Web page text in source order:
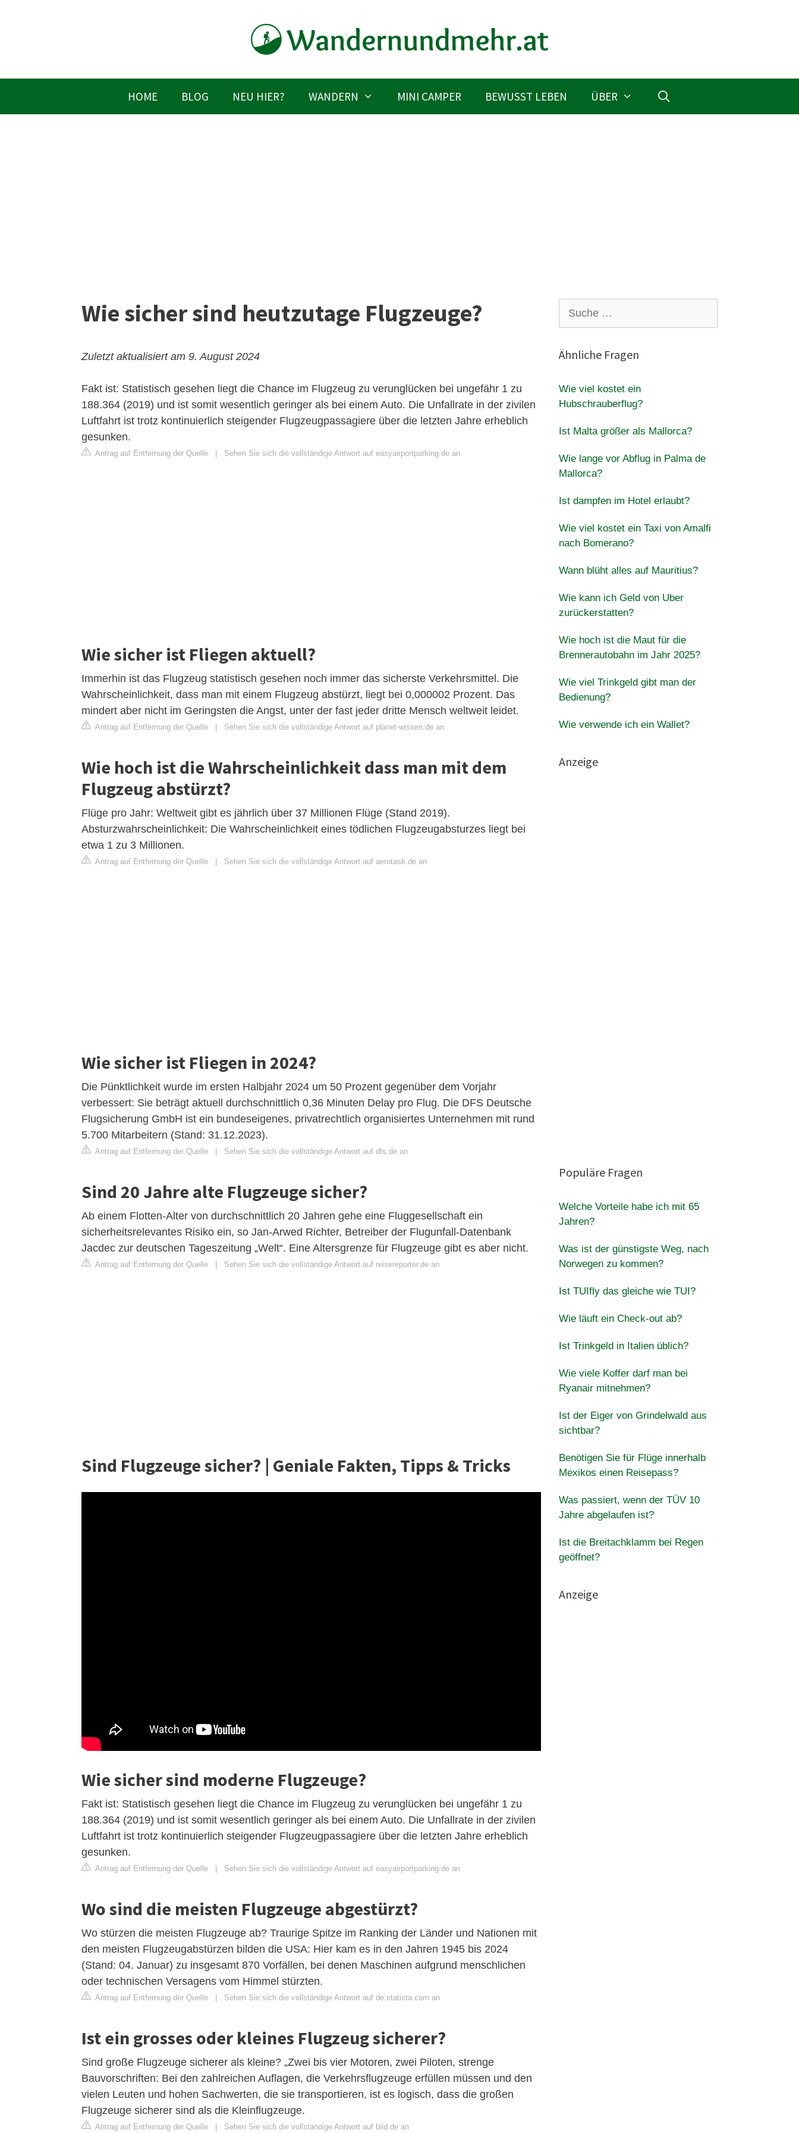
HOME BLOG NEU HIER? WANDERN MINI CAMPER BEWUSST LEBEN ÜBER
Wie sicher sind heutzutage Flugzeuge?
Zuletzt aktualisiert am 9. August 2024
Fakt ist: Statistisch gesehen liegt die Chance im Flugzeug zu verunglücken bei ungefähr 1 zu
188.364 (2019) und ist somit wesentlich geringer als bei einem Auto. Die Unfallrate in der zivilen
Luftfahrt ist trotz kontinuierlich steigender Flugzeugpassagiere über die letzten Jahre erheblich
gesunken.
Antrag auf Entfernung der Quelle Sehen Sie sich die vollständige Antwort auf easyairportparking.de an
Wie sicher ist Fliegen aktuell?
Immerhin ist das Flugzeug statistisch gesehen noch immer das sicherste Verkehrsmittel. Die
Wahrscheinlichkeit, dass man mit einem Flugzeug abstürzt, liegt bei 0,000002 Prozent. Das
mindert aber nicht im Geringsten die Angst, unter der fast jeder dritte Mensch weltweit leidet.
Antrag auf Entfernung der Quelle Sehen Sie sich die vollständige Antwort auf planet-wissen.de an
Wie hoch ist die Wahrscheinlichkeit dass man mit dem
Flugzeug abstürzt?
Flüge pro Jahr: Weltweit gibt es jährlich über 37 Millionen Flüge (Stand 2019).
Absturzwahrscheinlichkeit: Die Wahrscheinlichkeit eines tödlichen Flugzeugabsturzes liegt bei
etwa 1 zu 3 Millionen.
Antrag auf Entfernung der Quelle Sehen Sie sich die vollständige Antwort auf aerotask.de an
Wie sicher ist Fliegen in 2024?
Die Pünktlichkeit wurde im ersten Halbjahr 2024 um 50 Prozent gegenüber dem Vorjahr
verbessert: Sie beträgt aktuell durchschnittlich 0,36 Minuten Delay pro Flug. Die DFS Deutsche
Flugsicherung GmbH ist ein bundeseigenes, privatrechtlich organisiertes Unternehmen mit rund
5.700 Mitarbeitern (Stand: 31.12.2023).
Antrag auf Entfernung der Quelle Sehen Sie sich die vollständige Antwort auf dfs.de an
Sind 20 Jahre alte Flugzeuge sicher?
Ab einem Flotten-Alter von durchschnittlich 20 Jahren gehe eine Fluggesellschaft ein
sicherheitsrelevantes Risiko ein, so Jan-Arwed Richter, Betreiber der Flugunfall-Datenbank
Jacdec zur deutschen Tageszeitung „Welt“. Eine Altersgrenze für Flugzeuge gibt es aber nicht.
Antrag auf Entfernung der Quelle Sehen Sie sich die vollständige Antwort auf reisereporter.de an
Sind Flugzeuge sicher? | Geniale Fakten, Tipps & Tricks
Wie sicher sind moderne Flugzeuge?
Fakt ist: Statistisch gesehen liegt die Chance im Flugzeug zu verunglücken bei ungefähr 1 zu
188.364 (2019) und ist somit wesentlich geringer als bei einem Auto. Die Unfallrate in der zivilen
Luftfahrt ist trotz kontinuierlich steigender Flugzeugpassagiere über die letzten Jahre erheblich
gesunken.
Antrag auf Entfernung der Quelle | Sehen Sie sich die vollständige Antwort auf easyairportparking.de an
Wo sind die meisten Flugzeuge abgestürzt?
Wo stürzen die meisten Flugzeuge ab? Traurige Spitze im Ranking der Länder und Nationen mit
den meisten Flugzeugabstürzen bilden die USA: Hier kam es in den Jahren 1945 bis 2024
(Stand: 04. Januar) zu insgesamt 870 Vorfällen, bei denen Maschinen aufgrund menschlichen
oder technischen Versagens vom Himmel stürzten.
Antrag auf Entfernung der Quelle | Sehen Sie sich die vollständige Antwort auf de.statista.com an
Ist ein grosses oder kleines Flugzeug sicherer?
Sind große Flugzeuge sicherer als kleine? „Zwei bis vier Motoren, zwei Piloten, strenge
Bauvorschriften: Bei den zahlreichen Auflagen, die Verkehrsflugzeuge erfüllen müssen und den
vielen Leuten und hohen Sachwerten, die sie transportieren, ist es logisch, dass die großen
Flugzeuge sicherer sind als die Kleinflugzeuge.
Antrag auf Entfernung der Quelle | Sehen Sie sich die vollständige Antwort auf bild.de an
nach:
Ähnliche Fragen
Wie viel kostet ein
Hubschrauberflug?
Ist Malta größer als Mallorca?
Wie lange vor Abflug in Palma de
Mallorca?
Ist dampfen im Hotel erlaubt?
Wie viel kostet ein Taxi von Amalfi
nach Bomerano?
Wann blüht alles auf Mauritius?
Wie kann ich Geld von Uber
zurückerstatten?
Wie hoch ist die Maut für die
Brennerautobahn im Jahr 2025?
Wie viel Trinkgeld gibt man der
Bedienung?
Wie verwende ich ein Wallet?
Anzeige
Populäre Fragen
Welche Vorteile habe ich mit 65
Jahren?
Was ist der günstigste Weg, nach
Norwegen zu kommen?
Ist TUIfly das gleiche wie TUI?
Wie läuft ein Check-out ab?
Ist Trinkgeld in Italien üblich?
Wie viele Koffer darf man bei
Ryanair mitnehmen?
Ist der Eiger von Grindelwald aus
sichtbar?
Benötigen Sie für Flüge innerhalb
Mexikos einen Reisepass?
Was passiert, wenn der TÜV 10
Jahre abgelaufen ist?
Ist die Breitachklamm bei Regen
geöffnet?
Anzeige